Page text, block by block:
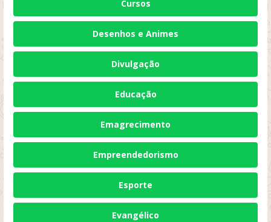
Cursos
Desenhos e Animes
Divulgação
Educação
Emagrecimento
Empreendedorismo
Esporte
Evangélico